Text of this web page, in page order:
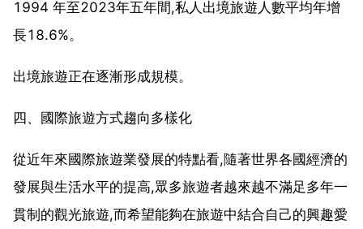
1994 年至2023年五年間,私人出境旅遊人數平均年增
長18.6%。
出境旅遊正在逐漸形成規模。
四、國際旅遊方式趨向多樣化
從近年來國際旅遊業發展的特點看,隨著世界各國經濟的
發展與生活水平的提高,眾多旅遊者越來越不滿足多年一
貫制的觀光旅遊,而希望能夠在旅遊中結合自己的興趣愛